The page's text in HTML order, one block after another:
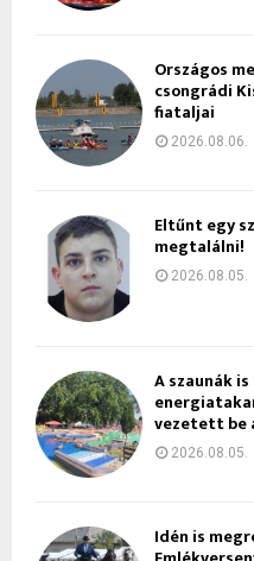
Országos
csongrádi
fiataljai
2026.08.06.
Eltűnt egy
megtalálni!
2026.08.05.
A szaunák
vezetett be
2026.08.05.
Idén is